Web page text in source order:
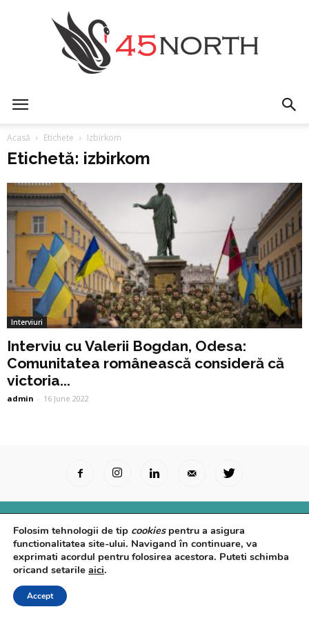
Acasă Etichete Izbirkom
Etichetă: izbirkom
Interviuri
Interviu cu Valerii Bogdan, Odesa:
Comunitatea românească consideră că
victoria...
admin - 16 June 2022
Surse Primare Analize Interviuri
Video
Rapoarte epidemiologice
Despre noi Confidențialitate
© Powered byControl F5
Folosim tehnologii de tip cookiespentru a asigura
functionalitatea site-ului. Navigand în continuare, va
exprimati acordul pentru folosirea acestora. Puteti schimba
oricand setarile aici.
Accept